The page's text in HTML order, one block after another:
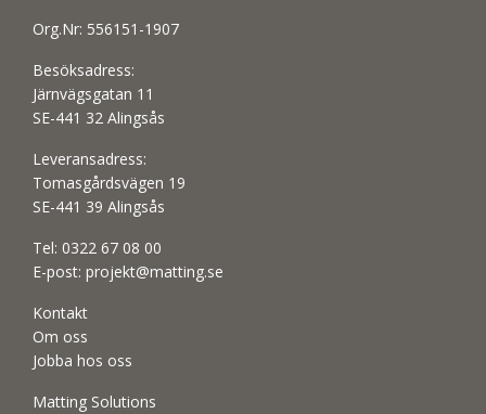
Org.Nr: 556151-1907
Besöksadress:
Järnvägsgatan 11
SE-441 32 Alingsås
Leveransadress:
Tomasgårdsvägen 19
SE-441 39 Alingsås
Tel: 0322 67 08 00
E-post: projekt@matting.se
Kontakt
Om oss
Jobba hos oss
Matting Solutions